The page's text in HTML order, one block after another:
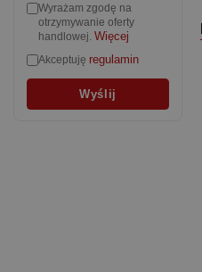
Wyrażam zgodę na
otrzymywanie oferty
handlowej. Więcej
Akceptuję regulamin